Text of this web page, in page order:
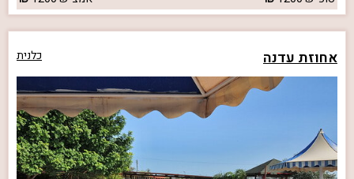
אחוזת עדנה כלנית